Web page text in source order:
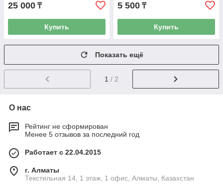
25 000 ₸
Купить
5 500 ₸
Купить
Показать ещё
1 / 2
О нас
Рейтинг не сформирован
Менее 5 отзывов за последний год
Работает с 22.04.2015
г. Алматы
Текстильная 14, 1 этаж, 1 офис, Алматы, Казахстан